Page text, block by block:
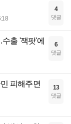
4
댓글
출 '잭팟'에
6
댓글
피해주면
13
댓글